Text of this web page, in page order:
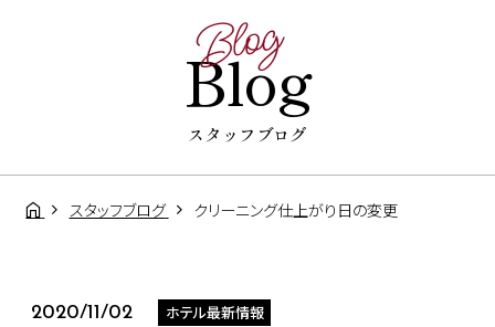
Blog
Blog
スタッフブログ
スタッフブログ クリーニング仕上がり日の変更
2020/11/02 ホテル最新情報